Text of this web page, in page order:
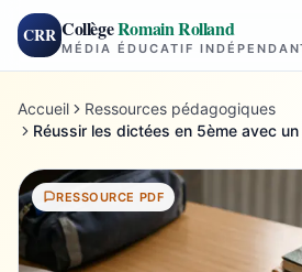
CRR CollègeRomain Rolland
MÉDIA ÉDUCATIF
Accueil
Ressources pédagogiques
Réussir les dictées en 5ème avec un
RESSOURCE PDF